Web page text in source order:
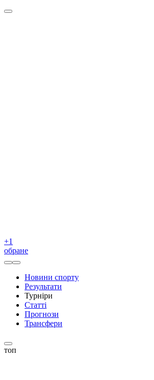
+1
обране
Новини спорту
Результати
Турніри
Статті
Прогнози
Трансфери
топ